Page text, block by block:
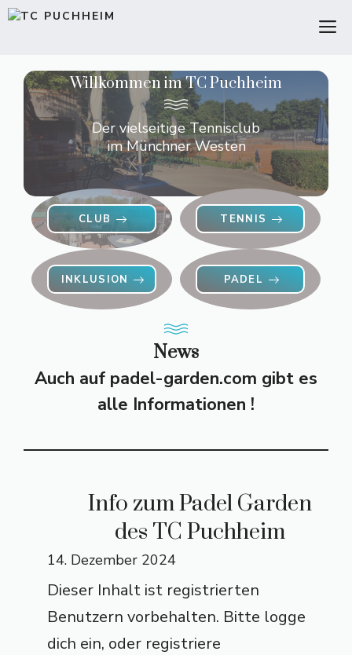
Zum
Willkommen im TC Puchheim
Der vielseitige Tennisclub
im Münchner Westen
CLUB TENNIS
INKLUSION PADEL
News
Auch auf padel-garden.com gibt es
alle Informationen !
Info zum Padel Garden
des TC Puchheim
14. Dezember 2024
Dieser Inhalt ist registrierten
Benutzern vorbehalten. Bitte logge
dich ein, oder registriere